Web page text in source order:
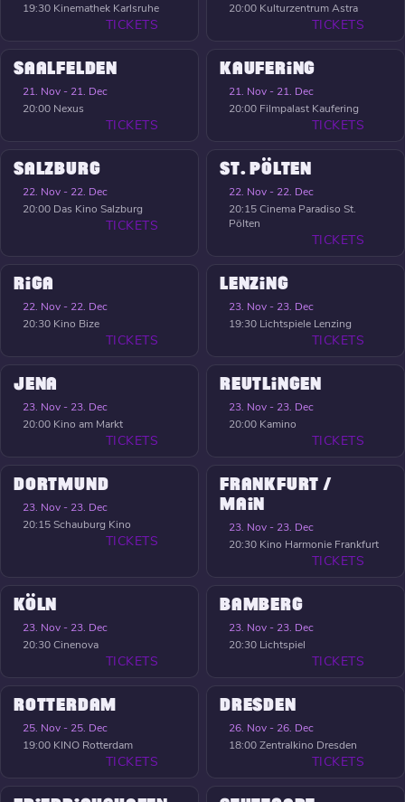
19:30 Kinemathek Karlsruhe
TICKETS
20:00 Kulturzentrum Astra
TICKETS
SAALFELDEN
21. Nov - 21. Dec
20:00 Nexus
TICKETS
KAUFERING
21. Nov - 21. Dec
20:00 Filmpalast Kaufering
TICKETS
SALZBURG
22. Nov - 22. Dec
20:00 Das Kino Salzburg
TICKETS
ST. PÖLTEN
22. Nov - 22. Dec
20:15Cinema Paradiso St.
Pölten
TICKETS
RIGA
22. Nov - 22. Dec
20:30 Kino Bize
TICKETS
LENZING
23. Nov - 23. Dec
19:30 Lichtspiele Lenzing
TICKETS
JENA
23. Nov - 23. Dec
20:00 Kino am Markt
TICKETS
REUTLINGEN
23. Nov - 23. Dec
20:00 Kamino
TICKETS
DORTMUND
23. Nov - 23. Dec
20:15Schauburg Kino
TICKETS
FRANKFURT /
MAIN
23. Nov - 23. Dec
20:30 Kino Harmonie Frankfurt
TICKETS
KÖLN
23. Nov - 23. Dec
20:30Cinenova
TICKETS
BAMBERG
23. Nov - 23. Dec
20:30 Lichtspiel
TICKETS
ROTTERDAM
25. Nov - 25. Dec
19:00 KINO Rotterdam
TICKETS
DRESDEN
26. Nov - 26. Dec
18:00Zentralkino Dresden
TICKETS